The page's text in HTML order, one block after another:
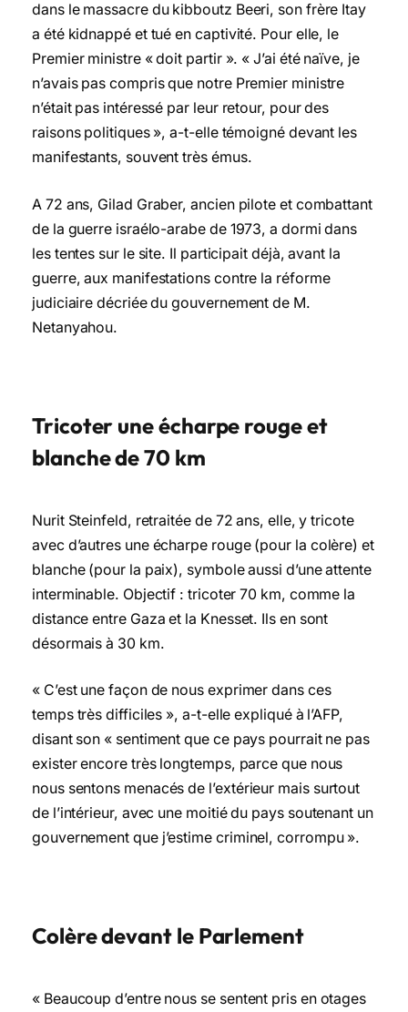
dans le massacre du kibboutz Beeri, son frère Itay
a été kidnappé et tué en captivité. Pour elle, le
Premier ministre « doit partir ». « J’ai été naïve, je
n’avais pas compris que notre Premier ministre
n’était pas intéressé par leur retour, pour des
raisons politiques », a-t-elle témoigné devant les
manifestants, souvent très émus.
A 72 ans, Gilad Graber, ancien pilote et combattant
de la guerre israélo-arabe de 1973, a dormi dans
les tentes sur le site. Il participait déjà, avant la
guerre, aux manifestations contre la réforme
judiciaire décriée du gouvernement de M.
Netanyahou.
Tricoter une écharpe rouge et
blanche de 70 km
Nurit Steinfeld, retraitée de 72 ans, elle, y tricote
avec d’autres une écharpe rouge (pour la colère) et
blanche (pour la paix), symbole aussi d’une attente
interminable. Objectif : tricoter 70 km, comme la
distance entre Gaza et la Knesset. Ils en sont
désormais à 30 km.
« C’est une façon de nous exprimer dans ces
temps très difficiles », a-t-elle expliqué à l’AFP,
disant son « sentiment que ce pays pourrait ne pas
exister encore très longtemps, parce que nous
nous sentons menacés de l’extérieur mais surtout
de l’intérieur, avec une moitié du pays soutenant un
gouvernement que j’estime criminel, corrompu ».
Colère devant le Parlement
« Beaucoup d’entre nous se sentent pris en otages